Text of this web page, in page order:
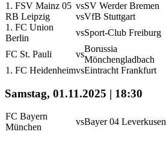
1. FSV Mainz 05 vsSV Werder Bremen
RB Leipzig
vsVfB Stuttgart
1. FC Union
Berlin
vsSport-Club Freiburg
FC St. Pauli vs
Borussia
Mönchengladbach
1. FC HeidenheimvsEintracht Frankfurt
Samstag, 01.11.2025 | 18:30
FC Bayern
München
vsBayer 04 Leverkusen